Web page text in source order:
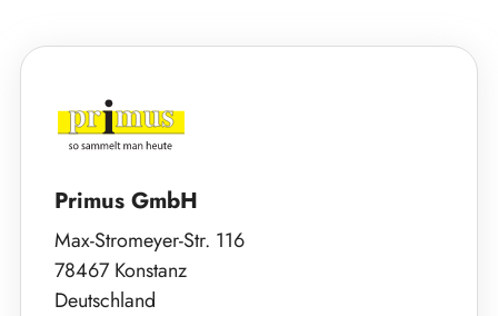
Primus GmbH
Max-Stromeyer-Str. 116
78467 Konstanz
Deutschland